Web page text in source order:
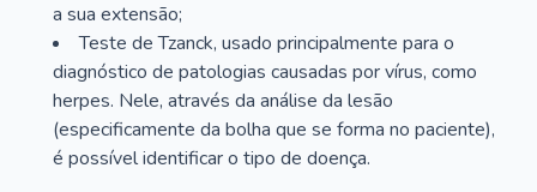
a sua extensão;
Teste de Tzanck, usado principalmente para o
diagnóstico de patologias causadas por vírus, como
herpes. Nele, através da análise da lesão
(especificamente da bolha que se forma no paciente),
é possível identificar o tipo de doença.